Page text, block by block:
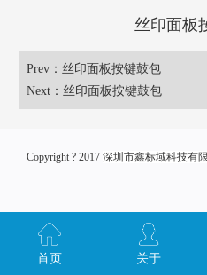
丝印面板
Prev： 丝印面板按键鼓包
Next： 丝印面板按键鼓包
Copyright ? 2017 深圳市鑫标域科技有
首页 关于